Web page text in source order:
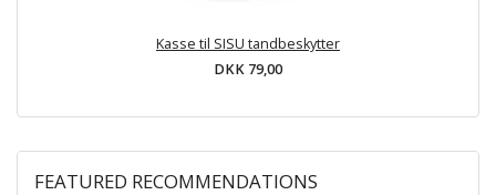
Kasse til SISU tandbeskytter
DKK 79,00
FEATURED RECOMMENDATIONS